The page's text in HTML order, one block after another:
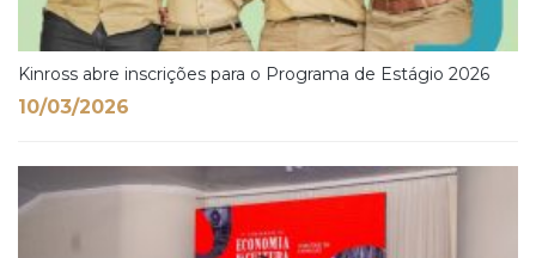
Kinross abre inscrições para o Programa de Estágio 2026
10/03/2026